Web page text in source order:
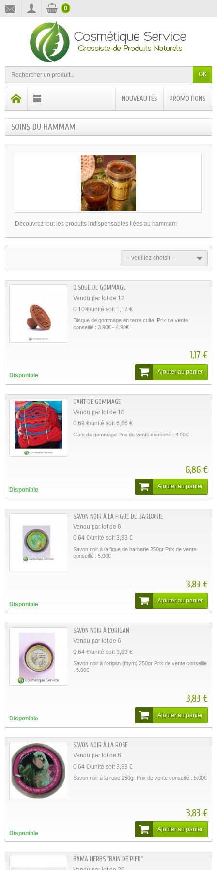
OK
0
PROMOTIONS
NOUVEAUTÉS
SOINS DU HAMMAM
Découvrez tout les produits indispensables liées au hammam
-- veuillez choisir --
DISQUE DE GOMMAGE
Vendu par lot de 12
0,10 €/unité soit 1,17 €
Disque de gommage en terre cuite Prix de vente
conseillé : 3.90€ - 4.90€
1,17 €
Disponible
Ajouter au panier
GANT DE GOMMAGE
Vendu par lot de 10
0,69 €/unité soit 6,86 €
Gant de gommage Prix de vente conseillé : 4.90€
6,86 €
Disponible
Ajouter au panier
SAVON NOIR À LA FIGUE DE BARBARIE
Vendu par lot de 6
0,64 €/unité soit 3,83 €
Savon noir à la figue de barbarie 250gr Prix de vente
conseillé : 5.00€
3,83 €
Disponible
Ajouter au panier
SAVON NOIR À L'ORIGAN
Vendu par lot de 6
0,64 €/unité soit 3,83 €
Savon noir à l'origan (thym) 250gr Prix de vente conseillé
: 5.00€
3,83 €
Disponible
Ajouter au panier
SAVON NOIR À LA ROSE
Vendu par lot de 6
0,64 €/unité soit 3,83 €
Savon noir à la rose 250gr Prix de vente conseillé : 5.00€
3,83 €
Disponible
Ajouter au panier
BAMA HERBS "BAIN DE PIED"